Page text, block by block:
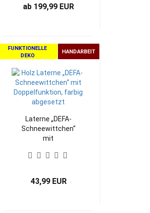
ab 199,99 EUR
FUNKTIONELLE
DEKO
HANDARBEIT
Laterne „DEFA-
Schneewittchen“
mit
farbig abgesetzt
43,99 EUR